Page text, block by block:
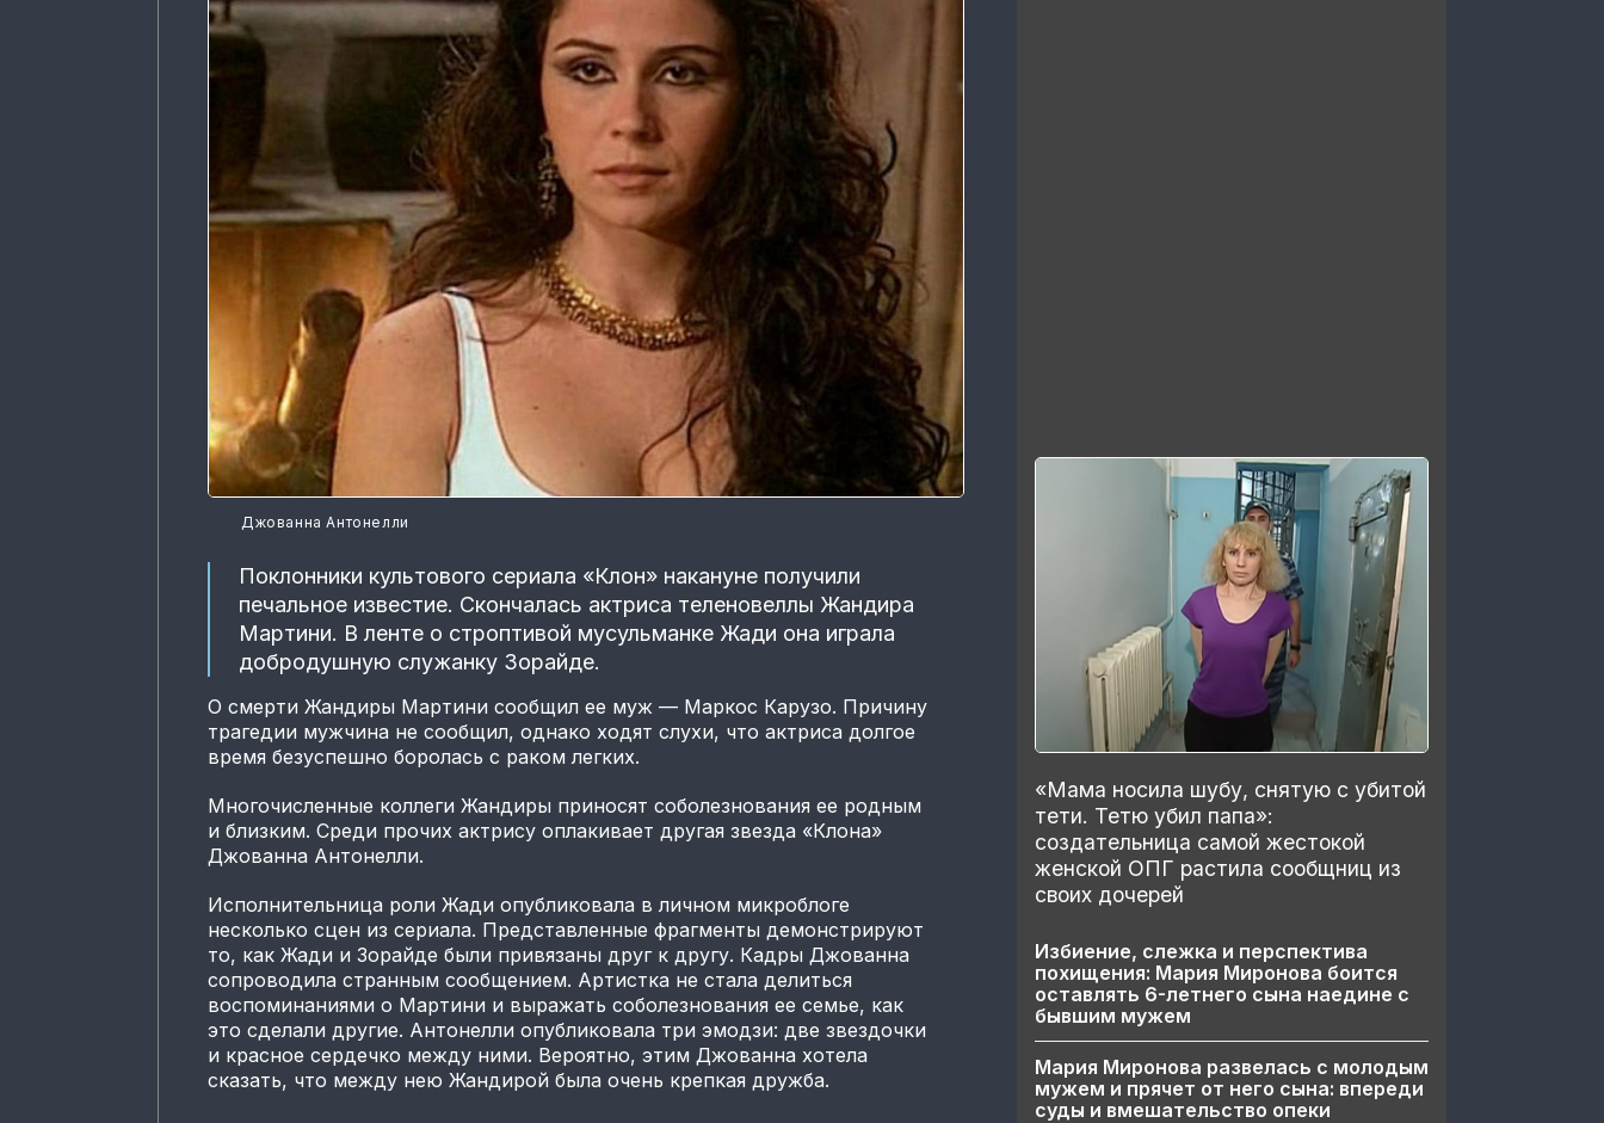
Джованна Антонелли
Поклонники культового сериала «Клон» накануне получили
печальное известие. Скончалась актриса теленовеллы Жандира
Мартини. В ленте о строптивой мусульманке Жади она играла
добродушную служанку Зорайде.
О смерти Жандиры Мартини сообщил ее муж — Маркос Карузо. Причину
трагедии мужчина не сообщил, однако ходят слухи, что актриса долгое
время безуспешно боролась с раком легких.
Многочисленные коллеги Жандиры приносят соболезнования ее родным
и близким. Среди прочих актрису оплакивает другая звезда «Клона»
Джованна Антонелли.
Исполнительница роли Жади опубликовала в личном микроблоге
несколько сцен из сериала. Представленные фрагменты демонстрируют
то, как Жади и Зорайде были привязаны друг к другу. Кадры Джованна
сопроводила странным сообщением. Артистка не стала делиться
воспоминаниями о Мартини и выражать соболезнования ее семье, как
это сделали другие. Антонелли опубликовала три эмодзи: две звездочки
и красное сердечко между ними. Вероятно, этим Джованна хотела
сказать, что между нею Жандирой была очень крепкая дружба.
«Мама носила шубу, снятую с убитой
тети. Тетю убил папа»:
создательница самой жестокой
женской ОПГ растила сообщниц из
своих дочерей
Избиение, слежка и перспектива
похищения: Мария Миронова боится
оставлять 6-летнего сына наедине с
бывшим мужем
Мария Миронова развелась с молодым
мужем и прячет от него сына: впереди
суды и вмешательство опеки